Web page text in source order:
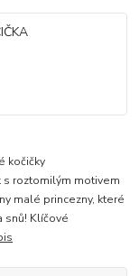
kočičky
s roztomilým motivem
malé princezny, které
snů! Klíčové